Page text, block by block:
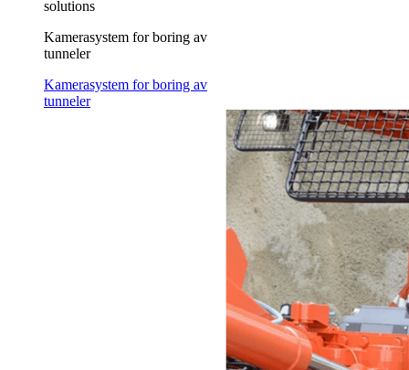
solutions
Kamerasystem for boring av
tunneler
Kamerasystem for boring av
tunneler